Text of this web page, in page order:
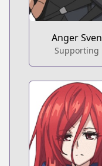
Anger Sven
Supporting